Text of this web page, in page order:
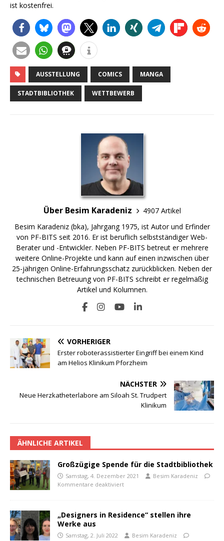
ist kostenfrei.
AUSSTELLUNG COMICS MANGA
STADTBIBLIOTHEK WETTBEWERB
Über Besim Karadeniz
4907 Artikel
Besim Karadeniz (bka), Jahrgang 1975, ist Autor und Erfinder
von PF-BITS seit 2016. Er ist beruflich selbstständiger Web-
Berater und -Entwickler. Neben PF-BITS betreut er mehrere
weitere Online-Projekte und kann auf einen inzwischen über
25-jährigen Online-Erfahrungsschatz zurückblicken. Neben der
technischen Betreuung von PF-BITS schreibt er regelmäßig
Artikel und Kolumnen.
VORHERIGER
Erster roboterassistierter Eingriff bei einem Kind
am Helios Klinikum Pforzheim
NÄCHSTER
Neue Herzkatheterlabore am Siloah St. Trudpert
Klinikum
ÄHNLICHE ARTIKEL
Großzügige Spende für die Stadtbibliothek
Samstag, 4. Dezember 2021
Besim Karadeniz
Kommentare deaktiviert
„Designers in Residence“ stellen ihre
Werke aus
Samstag, 2. Juli 2022
Besim Karadeniz